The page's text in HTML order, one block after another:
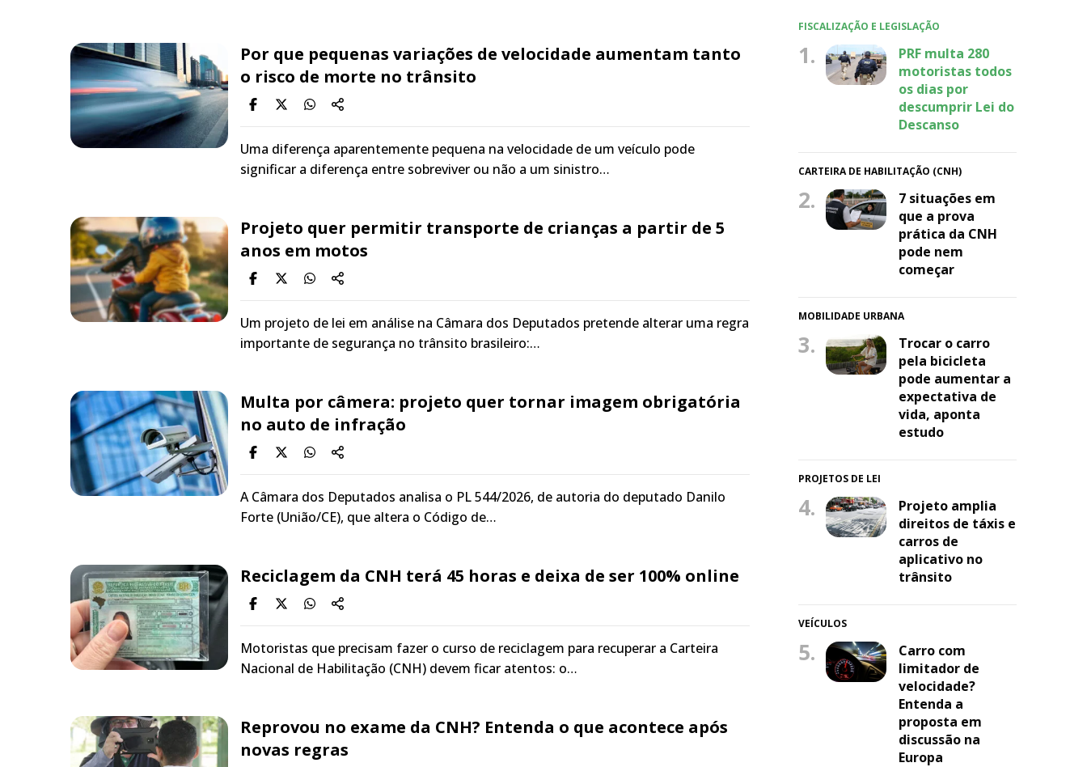
Por que pequenas variações de velocidade aumentam tanto
o risco de morte no trânsito
Uma diferença aparentemente pequena na velocidade de um veículo pode
significar a diferença entre sobreviver ou não a um sinistro…
Projeto quer permitir transporte de crianças a partir de 5
anos em motos
Um projeto de lei em análise na Câmara dos Deputados pretende alterar uma regra
importante de segurança no trânsito brasileiro:…
Multa por câmera: projeto quer tornar imagem obrigatória
no auto de infração
A Câmara dos Deputados analisa o PL 544/2026, de autoria do deputado Danilo
Forte (União/CE), que altera o Código de…
Reciclagem da CNH terá 45 horas e deixa de ser 100% online
Motoristas que precisam fazer o curso de reciclagem para recuperar a Carteira
Nacional de Habilitação (CNH) devem ficar atentos: o…
Reprovou no exame da CNH? Entenda o que acontece após
novas regras
FISCALIZAÇÃO E LEGISLAÇÃO
1.
PRF multa 280
motoristas todos
os dias por
descumprir Lei do
Descanso
CARTEIRA DE HABILITAÇÃO (CNH)
2.
7 situações em
que a prova
prática da CNH
pode nem
começar
MOBILIDADE URBANA
3.
Trocar o carro
pela bicicleta
pode aumentar a
expectativa de
vida, aponta
estudo
PROJETOS DE LEI
4.
Projeto amplia
direitos de táxis e
carros de
aplicativo no
trânsito
VEÍCULOS
5.
Carro com
limitador de
velocidade?
Entenda a
proposta em
discussão na
Europa